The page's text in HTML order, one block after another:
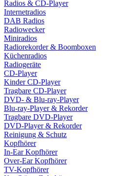
Radios & CD-Player
Internetradios
DAB Radios
Radiowecker
Miniradios
Radiorekorder & Boomboxen
Küchenradios
Radiogeräte
CD-Player
Kinder CD-Player
Tragbare CD-Player
DVD- & Blu-ray-Player
Blu-ray-Player & Rekorder
Tragbare DVD-Player
DVD-Player & Rekorder
Reinigung & Schutz
Kopfhörer
In-Ear Kopfhörer
Over-Ear Kopfhörer
TV-Kopfhörer